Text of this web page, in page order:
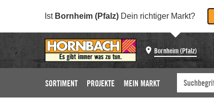
Ist Bornheim (Pfalz) Dein richtiger Markt?
Bornheim (Pfalz)
SORTIMENT PROJEKTE MEIN MARKT